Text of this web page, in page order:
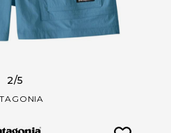
2/5